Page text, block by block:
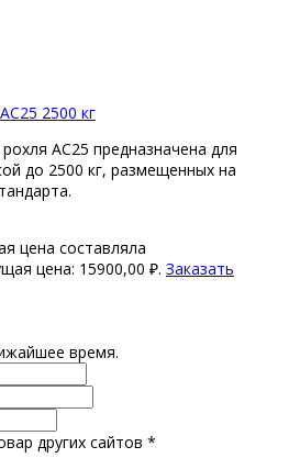
2500 кг
AC25 предназначена для
до 2500 кг, размещенных на
цена составляла
цена: 15900,00 ₽. Заказать
время.
других сайтов *